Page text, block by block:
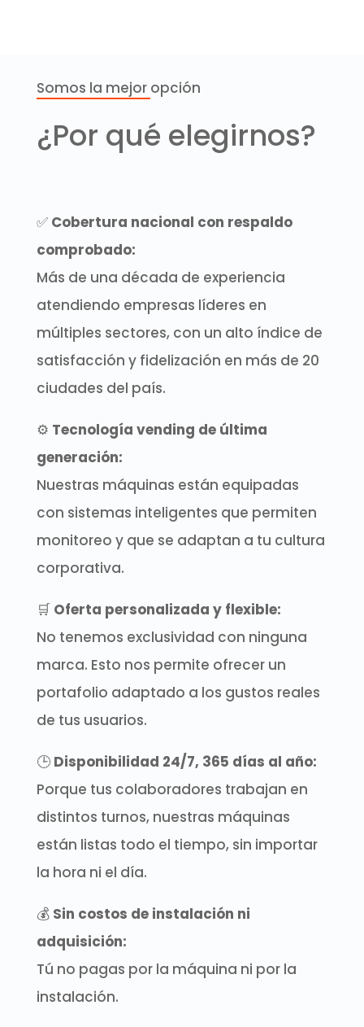
Somos la mejor opción
¿Por qué elegirnos?
✅ Cobertura nacional con respaldo
comprobado:
Más de una década de experiencia
atendiendo empresas líderes en
múltiples sectores, con un alto índice de
satisfacción y fidelización en más de 20
ciudades del país.
⚙️ Tecnología vending de última
generación:
Nuestras máquinas están equipadas
con sistemas inteligentes que permiten
monitoreo y que se adaptan a tu cultura
corporativa.
🛒 Oferta personalizada y flexible:
No tenemos exclusividad con ninguna
marca. Esto nos permite ofrecer un
portafolio adaptado a los gustos reales
de tus usuarios.
🕒Disponibilidad 24/7, 365 días al año:
Porque tus colaboradores trabajan en
distintos turnos, nuestras máquinas
están listas todo el tiempo, sin importar
la hora ni el día.
💰 Sin costos de instalación ni
adquisición:
Tú no pagas por la máquina ni por la
instalación.